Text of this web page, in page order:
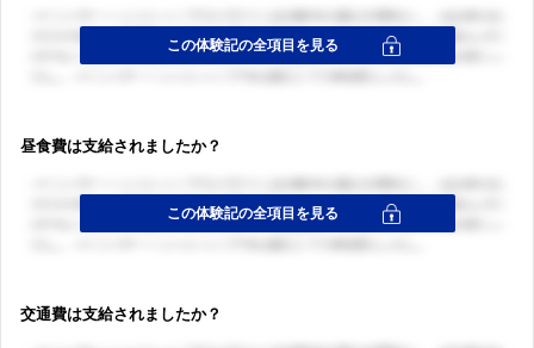
昼食費は支給されましたか？
交通費は支給されましたか？